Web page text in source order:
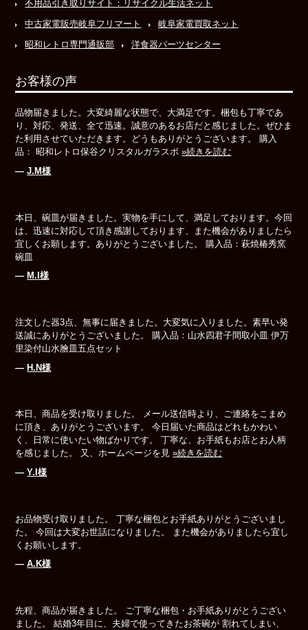
不用品引き取りサイト：リサイクル生活ネット
中古家電販売岐阜フリマート
岐阜家電買取ネット
昭和レトロ専門通販部
洋食器パーツセンター
お客様の声
品物届きました。大変綺麗な状態で、大満足です。梱包も丁寧であ
り、対応、発送、全て迅速。誠意のあるお店だと感じました。ぜひま
た利用させていただきます。どうもありがとうございます。 購入
品： 昭和レトロ保谷クリスタルガラスボ»続きを読む
―J.M様
本日、碗皿が届きました。実物を手にして、満足しております。今回
は、迅速に対応して頂き感謝しております、また機会がありましたら
宜しくお願します。ありがとうございました。 購入品：萩焼椿秀窯
碗皿
― M.I様
注文した器3点、無事に届きました。大変気に入りました。素早い発
送誠にありがとうございました。 購入品：山水四君子間取小皿 伊万
里染付山水膾皿五点セット
―H.N様
本日、商品を受け取りました。 メール送信時より、ご連絡をこまめ
に頂き、ありがとうございます。 今日届いた商品はどれもかわい
く、日常に使いたい物ばかりです。 丁寧な、お手紙もお店とお人柄
を感じました。 又、ホームページを見»続きを読む
―Y.I様
お品物受け取りました。 丁寧な梱包とお手紙ありがとうございまし
た。 今回は大変お世話になりました。 また機会がありましたら宜し
くお願いします。
―A.K様
先程、商品が届きました。 ご丁寧な梱包・お手紙ありがとうござい
ました。 結婚3年目に、夫婦で使ってきたお茶碗が 割れてしまい、